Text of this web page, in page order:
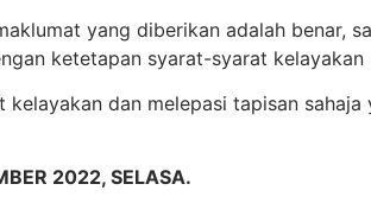
yang diberikan adalah benar,
ketetapan syarat-syarat
dan melepasi tapisan sahaja
2022, SELASA.